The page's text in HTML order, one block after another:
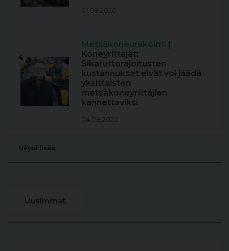
01.08.2026
4
Metsäkoneurakointi |
Koneyrittäjät:
Sikaruttorajoitusten
kustannukset eivät voi jäädä
yksittäisten
metsäkoneyrittäjien
kannettaviksi
04.08.2026
Näytä lisää
Uusimmat